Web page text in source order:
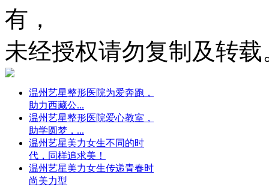
有，
未经授权请勿复制及转
温州艺星整形医院为爱奔跑，
助力西藏公...
温州艺星整形医院爱心教室，
助学圆梦，...
温州艺星美力女生不同的时
代，同样追求美！
温州艺星美力女生传递青春时
尚美力型